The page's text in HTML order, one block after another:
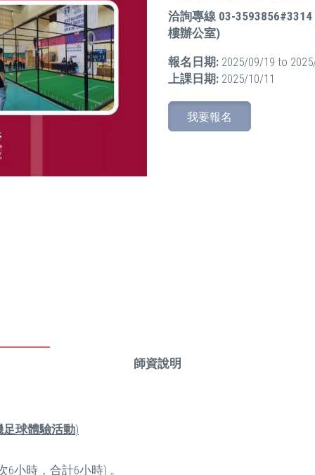
洽詢專線 03-
樓辦公室)
報名日期: 2025/09/19 to
上課日期: 2025/10/11
我要報名
師資說明
足球體驗活動)
6小時，合計6小時) 。